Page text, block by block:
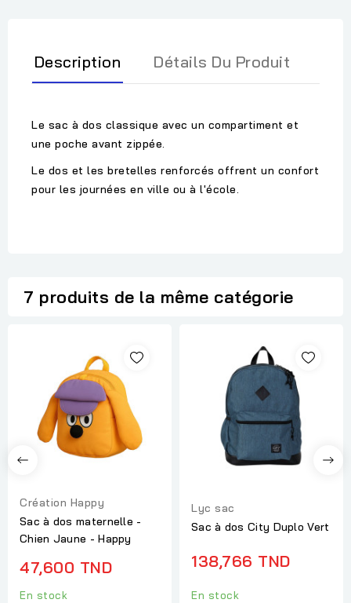
Description Détails Du Produit
Le sac à dos classique avec un compartiment et
une poche avant zippée.
Le dos et les bretelles renforcés offrent un confort
pour les journées en ville ou à l'école.
7 produits de la même catégorie
Création Happy
Sac à dos maternelle -
Chien Jaune - Happy
47,600 TND
En stock
Lyc sac
Sac à dos City Duplo Vert
138,766 TND
En stock